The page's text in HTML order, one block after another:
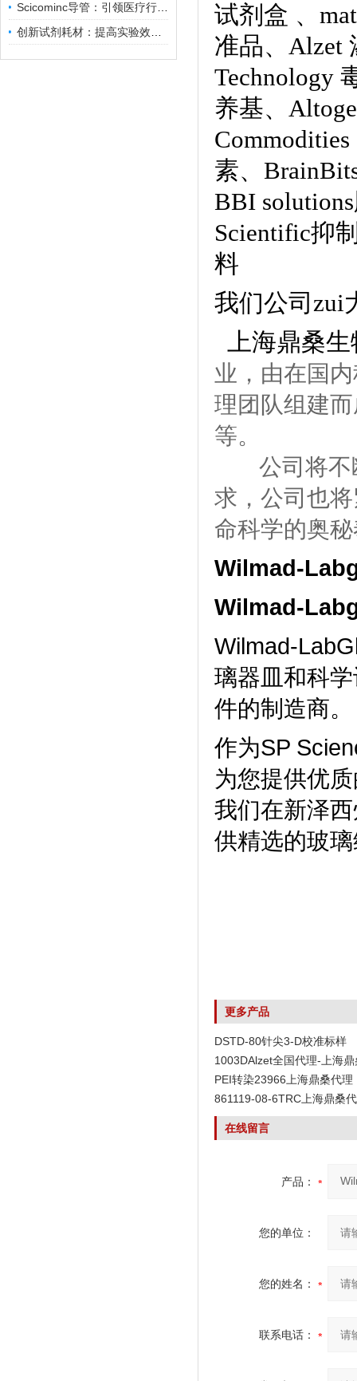
试剂盒 、
准品、 Alzet
Technology
养基、
素、
BBI solutions
Scientific抑
料
我们公司zui
上海鼎桑
业，由在国
理团队组建
等。
公司将
求，公司也
命科学的奥
Wilmad-
Wilmad-
Wilmad-
璃器皿和科
件的制造商。
作为SP
为您提供优
我们在新泽
供精选的玻
更多产品
DSTD-80针尖3-D校准标样
1003DAlzet全国代理-上海鼎
PEI转染23966上海鼎桑代理
861119-08-6TRC上海鼎桑
在线留言
产品：
您的单位：
您的姓名：
联系电话：